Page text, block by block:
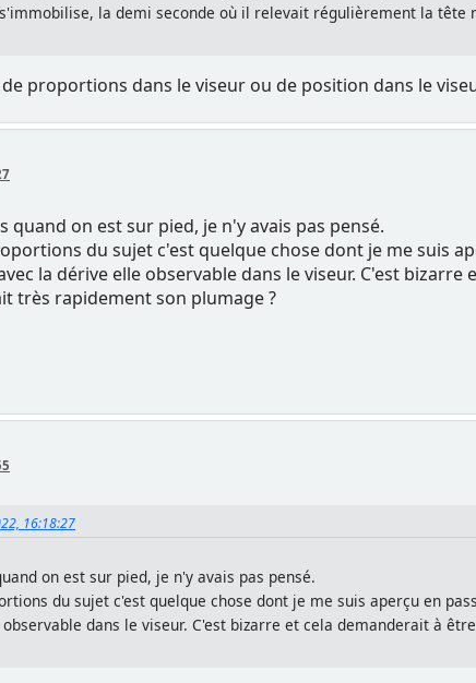
la demi seconde où il relevait régulièrement la tête
proportions dans le viseur ou de position dans le
quand on est sur pied, je n'y avais pas pensé.
du sujet c'est quelque chose dont je me suis
la dérive elle observable dans le viseur. C'est
très rapidement son plumage ?
16:18:27
on est sur pied, je n'y avais pas pensé.
du sujet c'est quelque chose dont je me suis aperçu en
dans le viseur. C'est bizarre et cela demanderait à